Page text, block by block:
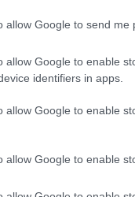
allow Google to send me
allow Google to enable
identifiers in apps.
allow Google to enable
allow Google to enable
gap...